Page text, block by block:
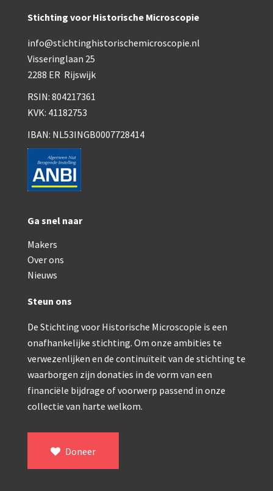
Stichting voor Historische Microscopie
info@stichtinghistorischemicroscopie.nl
Visseringlaan 25
2288 ER Rijswijk
RSIN: 804217361
KVK: 41182753
IBAN: NL53INGB0007728414
Ga snel naar
Makers
Over ons
Nieuws
Steun ons
De Stichting voor Historische Microscopie is een
onafhankelijke stichting. Om onze ambities te
verwezenlijken en de continuïteit van de stichting te
waarborgen zijn donaties in de vorm van een
financiële bijdrage of voorwerp passend in onze
collectie van harte welkom.
Doneer